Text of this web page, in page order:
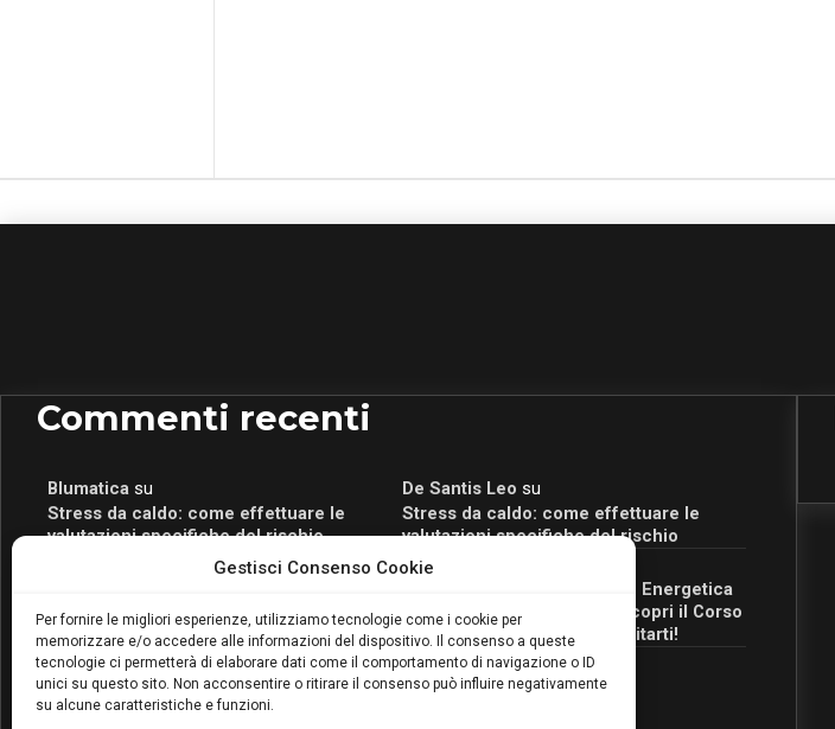
Gestisci Consenso Cookie
Per fornire le migliori esperienze, utilizziamo tecnologie come i cookie per
memorizzare e/o accedere alle informazioni del dispositivo. Il consenso a queste
tecnologie ci permetterà di elaborare dati come il comportamento di navigazione o ID
unici su questo sito. Non acconsentire o ritirare il consenso può influire negativamente
su alcune caratteristiche e funzioni.
Commenti recenti
Blumaticasu
Stress da caldo: come effettuare le
valutazioni specifiche del rischio
De Santis Leo su
Stress da caldo: come effettuare le
valutazioni specifiche del rischio
attivo anche in Campania: scopri il Corso
Blumatica da 80 Ore per abilitarti!
Romeo Myrtaj
Portale per la Certificazione Energetica
attivo anche in Campania: scopri il Corso
Blumatica da 80 Ore per abilitarti!
Blumaticasu
Coordinatore della Sicurezza: cosa è
richiesto per abilitazione e